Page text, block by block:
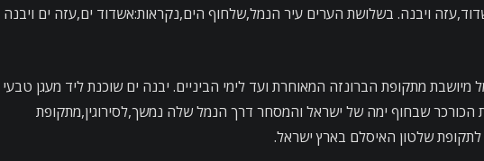
ויבנה. בשלושת הערים עיר הנמל,שלחוף הים,נקראות:אשדוד ים,עזה ים ויבנה
מיושבת מתקופת הברונזה המאוחרת ועד לימי הביניים. יבנה ים שוכנת ליד מעגן טבעי
הכורכר שבחוף ימה של ישראל והמסחר דרך הנמל שלה נמשך,לסירוגין,מתקופת
לתקופת שלטון האיסלם בארץ ישראל.